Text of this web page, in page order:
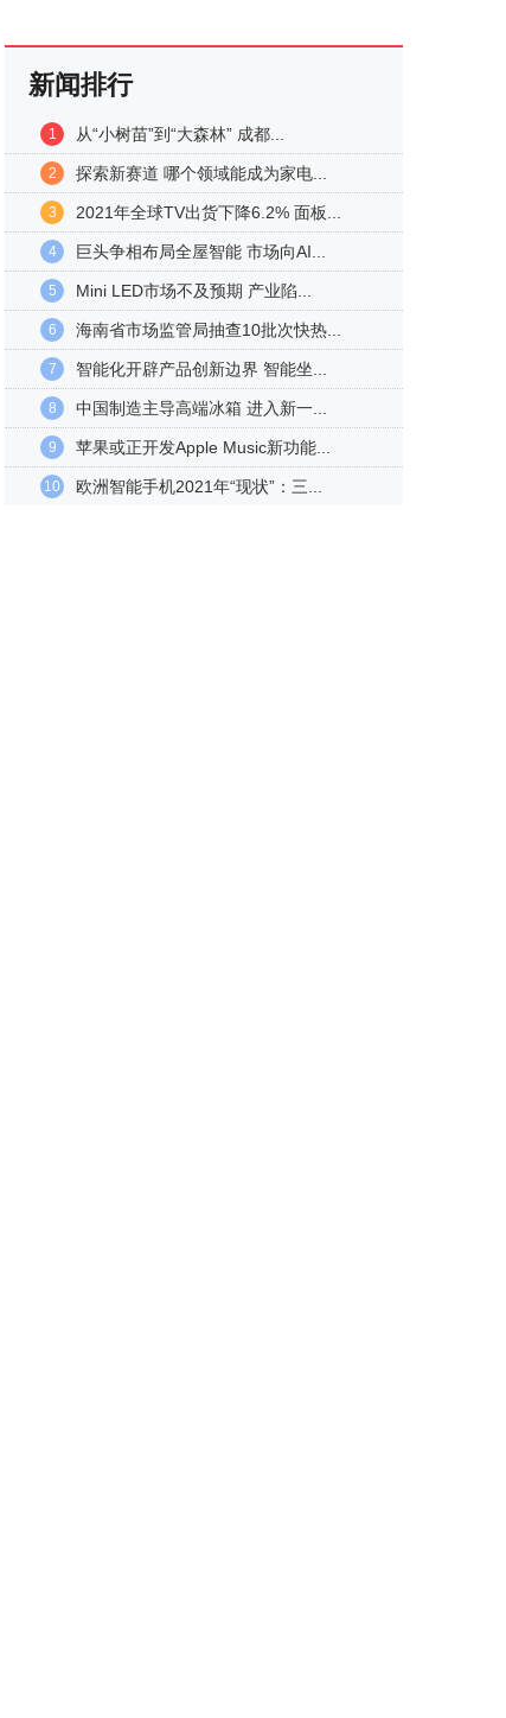
新闻排行
1 从“小树苗”到“大森林” 成都...
2 探索新赛道 哪个领域能成为家电...
3 2021年全球TV出货下降6.2% 面板...
4 巨头争相布局全屋智能 市场向AI...
5 Mini LED市场不及预期 产业陷...
6 海南省市场监管局抽查10批次快热...
7 智能化开辟产品创新边界 智能坐...
8 中国制造主导高端冰箱 进入新一...
9 苹果或正开发Apple Music新功能...
10 欧洲智能手机2021年“现状”：三...